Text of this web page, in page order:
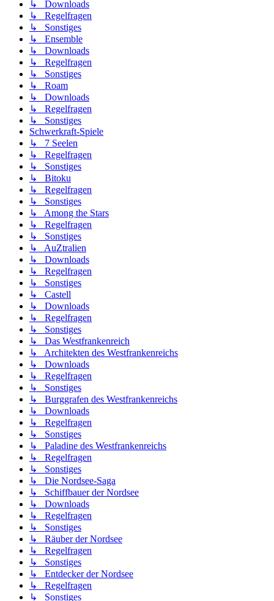
↳ Downloads
↳ Regelfragen
↳ Sonstiges
↳ Ensemble
↳ Downloads
↳ Regelfragen
↳ Sonstiges
↳ Roam
↳ Downloads
↳ Regelfragen
↳ Sonstiges
Schwerkraft-Spiele
↳ 7 Seelen
↳ Regelfragen
↳ Sonstiges
↳ Bitoku
↳ Regelfragen
↳ Sonstiges
↳ Among the Stars
↳ Regelfragen
↳ Sonstiges
↳ AuZtralien
↳ Downloads
↳ Regelfragen
↳ Sonstiges
↳ Castell
↳ Downloads
↳ Regelfragen
↳ Sonstiges
↳ Das Westfrankenreich
↳ Architekten des Westfrankenreichs
↳ Downloads
↳ Regelfragen
↳ Sonstiges
↳ Burggrafen des Westfrankenreichs
↳ Downloads
↳ Regelfragen
↳ Sonstiges
↳ Paladine des Westfrankenreichs
↳ Regelfragen
↳ Sonstiges
↳ Die Nordsee-Saga
↳ Schiffbauer der Nordsee
↳ Downloads
↳ Regelfragen
↳ Sonstiges
↳ Räuber der Nordsee
↳ Regelfragen
↳ Sonstiges
↳ Entdecker der Nordsee
↳ Regelfragen
↳ Sonstiges